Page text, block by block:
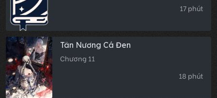
17 phút
Tân Nương Cá Đen
Chương 11
18 phút